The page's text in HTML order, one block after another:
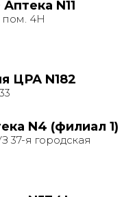
N11
пом. 4Н
ЦРА N182
N4 (филиал 1)
37-я городская